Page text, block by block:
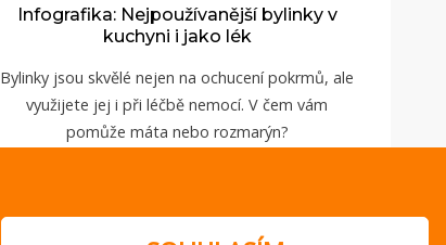
Infografika: Nejpoužívanější bylinky v
kuchyni i jako lék
Bylinky jsou skvělé nejen na ochucení pokrmů, ale
využijete jej i při léčbě nemocí. V čem vám
pomůže máta nebo rozmarýn?